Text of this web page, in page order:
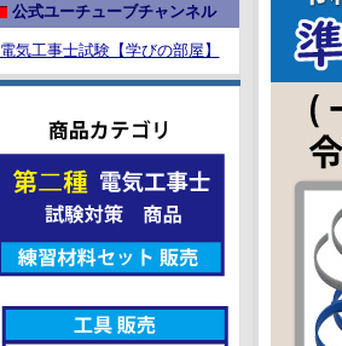
公式ユーチューブチャンネル
電気工事士試験【学びの部屋】